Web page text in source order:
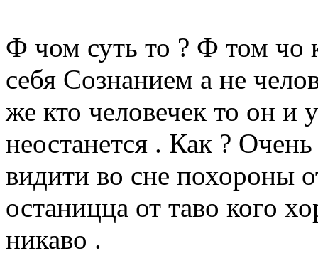
Ф чом суть то ? Ф том чо
себя Сознанием а не
же кто человечек то он и
неостанется . Как ?
видити во сне похороны
останицца от таво кого
никаво .